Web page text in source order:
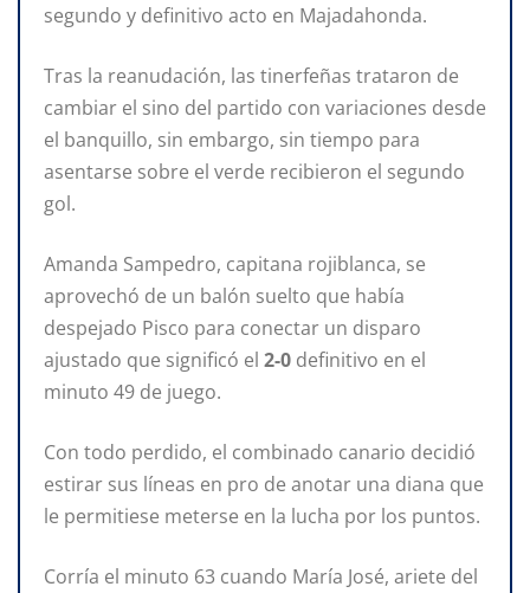
segundo y definitivo acto en Majadahonda.
Tras la reanudación, las tinerfeñas trataron de
cambiar el sino del partido con variaciones desde
el banquillo, sin embargo, sin tiempo para
asentarse sobre el verde recibieron el segundo
gol.
Amanda Sampedro, capitana rojiblanca, se
aprovechó de un balón suelto que había
despejado Pisco para conectar un disparo
ajustado que significó el 2-0 definitivo en el
minuto 49 de juego.
Con todo perdido, el combinado canario decidió
estirar sus líneas en pro de anotar una diana que
le permitiese meterse en la lucha por los puntos.
Corría el minuto 63 cuando María José, ariete del